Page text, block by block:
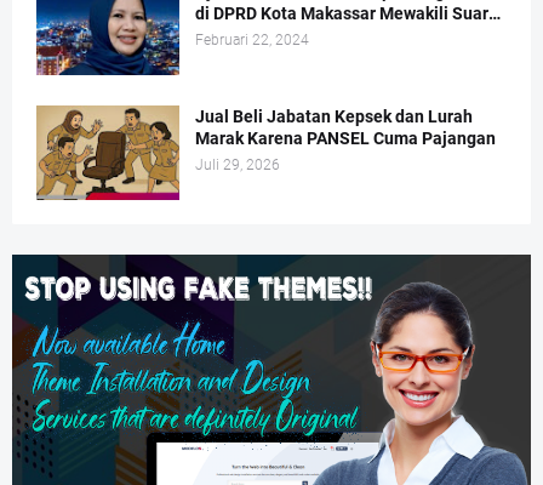
di DPRD Kota Makassar Mewakili Suara
Perempuan Dapil 2
Februari 22, 2024
Jual Beli Jabatan Kepsek dan Lurah
Marak Karena PANSEL Cuma Pajangan
Juli 29, 2026